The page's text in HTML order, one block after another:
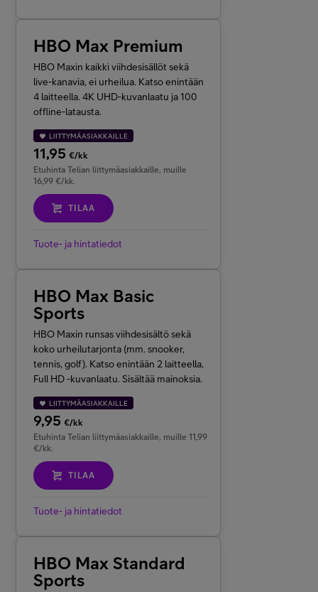
HBO Max Premium
HBO Maxin kaikki viihdesisällöt sekä
live-kanavia, ei urheilua. Katso enintään
4 laitteella. 4K UHD-kuvanlaatu ja 100
offline-latausta.
LIITTYMÄASIAKKAILLE
11,95 €/kk
Etuhinta Telian liittymäasiakkaille, muille
16,99 €/kk.
TILAA
Tuote- ja hintatiedot
HBO Max Basic
Sports
HBO Maxin runsas viihdesisältö sekä
koko urheilutarjonta (mm. snooker,
tennis, golf). Katso enintään 2 laitteella,
Full HD -kuvanlaatu. Sisältää mainoksia.
LIITTYMÄASIAKKAILLE
9,95 €/kk
Etuhinta Telian liittymäasiakkaille, muille 11,99
€/kk.
TILAA
Tuote- ja hintatiedot
HBO Max Standard
Sports